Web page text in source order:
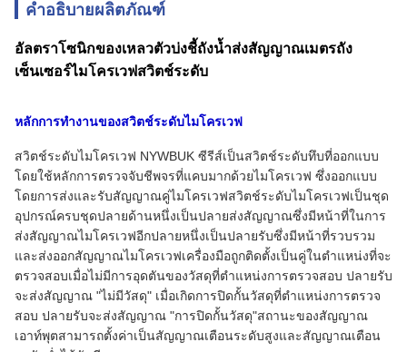
คำอธิบายผลิตภัณฑ์
อัลตราโซนิกของเหลวตัวบ่งชี้ถังน้ำส่งสัญญาณเมตรถัง
เซ็นเซอร์ไมโครเวฟสวิตช์ระดับ
หลักการทำงานของสวิตช์ระดับไมโครเวฟ
สวิตช์ระดับไมโครเวฟ NYWBUK ซีรีส์เป็นสวิตช์ระดับทึบที่ออกแบบ
โดยใช้หลักการตรวจจับชีพจรที่แคบมากด้วยไมโครเวฟ ซึ่งออกแบบ
โดยการส่งและรับสัญญาณคู่ไมโครเวฟสวิตช์ระดับไมโครเวฟเป็นชุด
อุปกรณ์ครบชุดปลายด้านหนึ่งเป็นปลายส่งสัญญาณซึ่งมีหน้าที่ในการ
ส่งสัญญาณไมโครเวฟอีกปลายหนึ่งเป็นปลายรับซึ่งมีหน้าที่รวบรวม
และส่งออกสัญญาณไมโครเวฟเครื่องมือถูกติดตั้งเป็นคู่ในตำแหน่งที่จะ
ตรวจสอบเมื่อไม่มีการอุดตันของวัสดุที่ตำแหน่งการตรวจสอบ ปลายรับ
จะส่งสัญญาณ "ไม่มีวัสดุ" เมื่อเกิดการปิดกั้นวัสดุที่ตำแหน่งการตรวจ
สอบ ปลายรับจะส่งสัญญาณ "การปิดกั้นวัสดุ"สถานะของสัญญาณ
เอาท์พุตสามารถตั้งค่าเป็นสัญญาณเตือนระดับสูงและสัญญาณเตือน